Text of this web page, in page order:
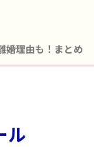
婚理由も！まとめ
ル